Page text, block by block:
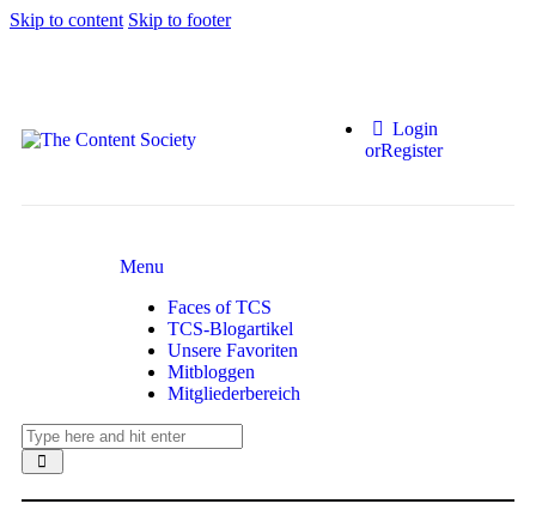
Skip to content Skip to footer
Login
orRegister
Menu
Faces of TCS
TCS-Blogartikel
Unsere Favoriten
Mitbloggen
Mitgliederbereich